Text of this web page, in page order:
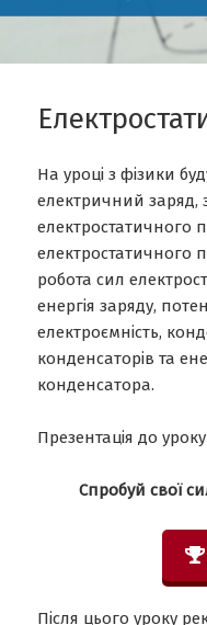
На уроці з фізики
електричний заряд,
електростатичного
електростатичного
робота сил
енергія заряду,
електроємність,
конденсаторів та
конденсатора.
Презентація до
Спробуй свої
Після цього уроку